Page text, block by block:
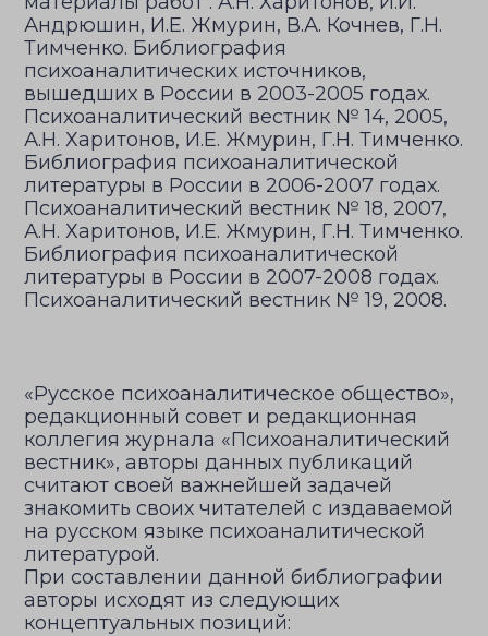
Андрюшин, И.Е. Жмурин, В.А. Кочнев, Г.Н.
Тимченко. Библиография
психоаналитических источников,
вышедших в России в 2003-2005 годах.
Психоаналитический вестник № 14, 2005,
А.Н. Харитонов, И.Е. Жмурин, Г.Н. Тимченко.
Библиография психоаналитической
литературы в России в 2006-2007 годах.
Психоаналитический вестник № 18, 2007,
А.Н. Харитонов, И.Е. Жмурин, Г.Н. Тимченко.
Библиография психоаналитической
литературы в России в 2007-2008 годах.
Психоаналитический вестник № 19, 2008.
«Русское психоаналитическое общество»,
редакционный совет и редакционная
коллегия журнала «Психоаналитический
вестник», авторы данных публикаций
считают своей важнейшей задачей
знакомить своих читателей с издаваемой
на русском языке психоаналитической
литературой.
При составлении данной библиографии
авторы исходят из следующих
концептуальных позиций: